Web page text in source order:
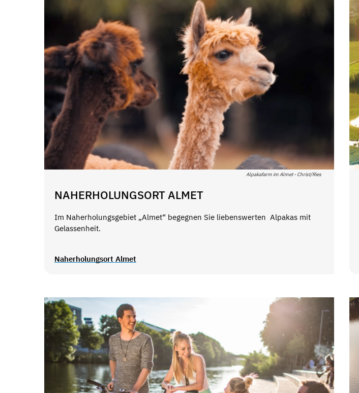
Alpakafarm im Almet - Christ/Ries
NAHERHOLUNGSORT ALMET
Im Naherholungsgebiet „Almet“ begegnen Sie liebenswerten Alpakas mit
Gelassenheit.
Naherholungsort Almet